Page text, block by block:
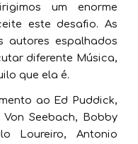
um enorme
este desafio. As
autores espalhados
diferente Música,
que ela é.
ao Ed Puddick,
Seebach, Bobby
Loureiro, Antonio